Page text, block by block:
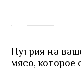
Нутрия на
мясо, которое